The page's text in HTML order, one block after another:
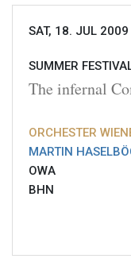
SAT, 18. JUL 2009
SUMMER
The infernal
ORCHESTER
MARTIN
OWA
BHN